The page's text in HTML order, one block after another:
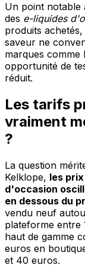
Un point notable
des e-liquides
produits
saveur ne
marques
opportunité de
réduit.
Les tarifs
vraiment
?
La question
Kelklope, les
d'occasion
en dessous du
vendu neuf
plateforme entre
haut de gamme
euros en
et 40 euros.